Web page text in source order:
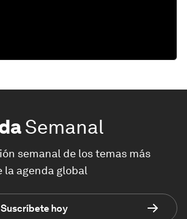
Semanal
semanal de los temas más
agenda global
Suscríbete hoy